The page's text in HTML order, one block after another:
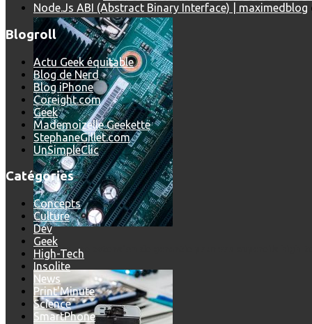
Prendre une extension de garantie pour vos appareils high-
Node.Js ABI (Abstract Binary Interface) | maximedblog
Blogroll
Actu Geek équitable
Blog de Nerd
Blog iPhone
Coreight.com
Geek
Mademoizelle Geekette
StephaneGillet.com
UnSimpleClic
Catégories
Concepts
Culture
Dev
Geek
High-Tech
Insolite
News
Print'Minute
Science
SmartPhone